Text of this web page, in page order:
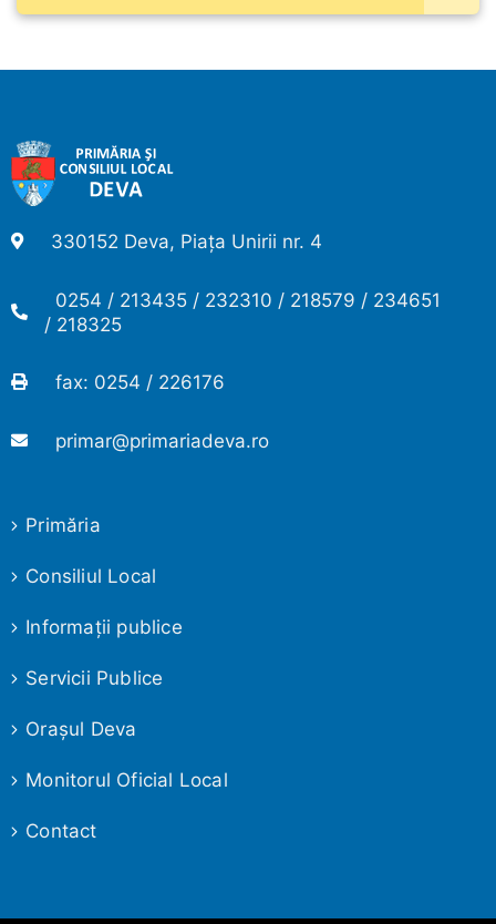
330152 Deva, Piața Unirii nr. 4
0254 / 213435 / 232310 / 218579 / 234651
/ 218325
fax: 0254 / 226176
primar@primariadeva.ro
Primăria
Consiliul Local
Informaţii publice
Servicii Publice
Oraşul Deva
Monitorul Oficial Local
Contact